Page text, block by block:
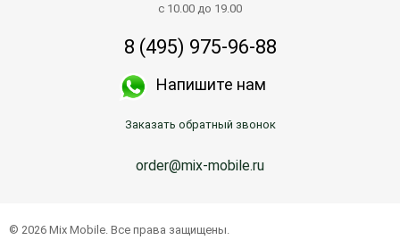
с 10.00 до 19.00
8 (495) 975-96-88
Напишите нам
Заказать обратный звонок
order@mix-mobile.ru
© 2026 Mix Mobile. Все права защищены.